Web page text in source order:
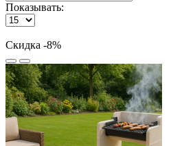
Показывать:
Скидка -8%